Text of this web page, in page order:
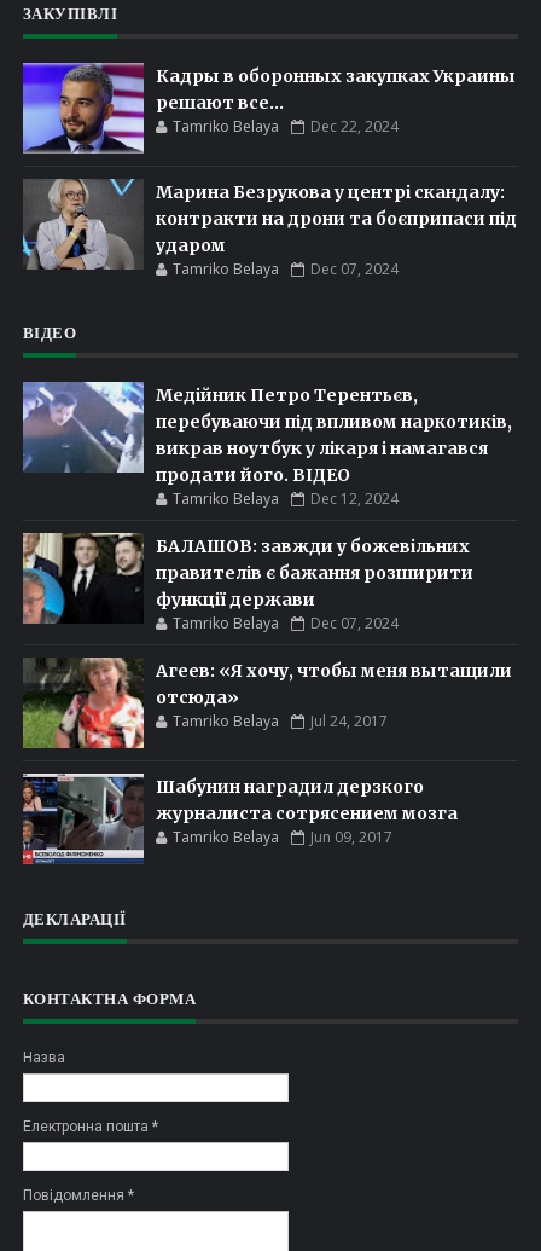
ЗАКУПІВЛІ
Кадры в оборонных закупках Украины
решают все...
Tamriko Belaya Dec 22, 2024
Марина Безрукова у центрі скандалу:
контракти на дрони та боєприпаси під
ударом
Tamriko Belaya Dec 07, 2024
ВІДЕО
Медійник Петро Терентьєв,
перебуваючи під впливом наркотиків,
викрав ноутбук у лікаря і намагався
продати його. ВІДЕО
Tamriko Belaya Dec 12, 2024
БАЛАШОВ: завжди у божевільних
правителів є бажання розширити
функції держави
Tamriko Belaya Dec 07, 2024
Агеев: «Я хочу, чтобы меня вытащили
отсюда»
Tamriko Belaya Jul 24, 2017
Шабунин наградил дерзкого
журналиста сотрясением мозга
Tamriko Belaya Jun 09, 2017
ДЕКЛАРАЦІЇ
КОНТАКТНА ФОРМА
Назва
Електронна пошта *
Повідомлення *